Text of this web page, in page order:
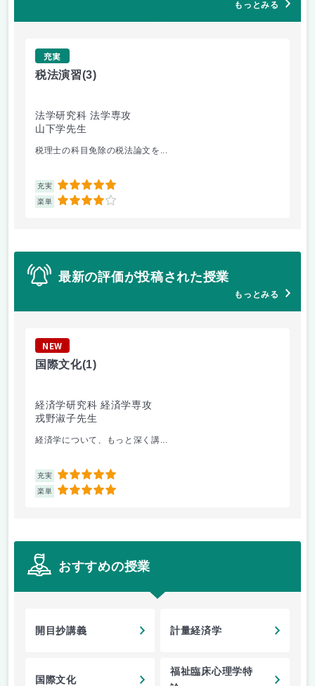
もっとみる
充実
税法演習(3)
法学研究科 法学専攻
山下学先生
税理士の科目免除の税法論文を...
充実 5
楽単 4
最新の評価が投稿された授業
もっとみる
NEW
国際文化(1)
経済学研究科 経済学専攻
戎野淑子先生
経済学について、もっと深く講...
充実 5
楽単 5
おすすめの授業
開目抄講義 計量経済学
国際文化
福祉臨床心理学特